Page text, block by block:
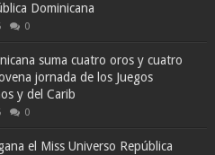
Dominicana
0
suma cuatro oros y cuatro
jornada de los Juegos
y del Carib
0
el Miss Universo República